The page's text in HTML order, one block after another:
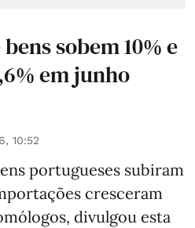
sobem 10% e
em junho
10:52
portugueses subiram
cresceram
divulgou esta